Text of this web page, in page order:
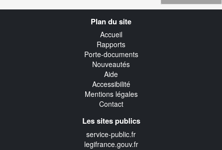
Plan du site
Accueil
Rapports
Porte-documents
Nouveautés
Aide
Accessibilité
Mentions légales
Contact
Les sites publics
service-public.fr
legifrance.gouv.fr